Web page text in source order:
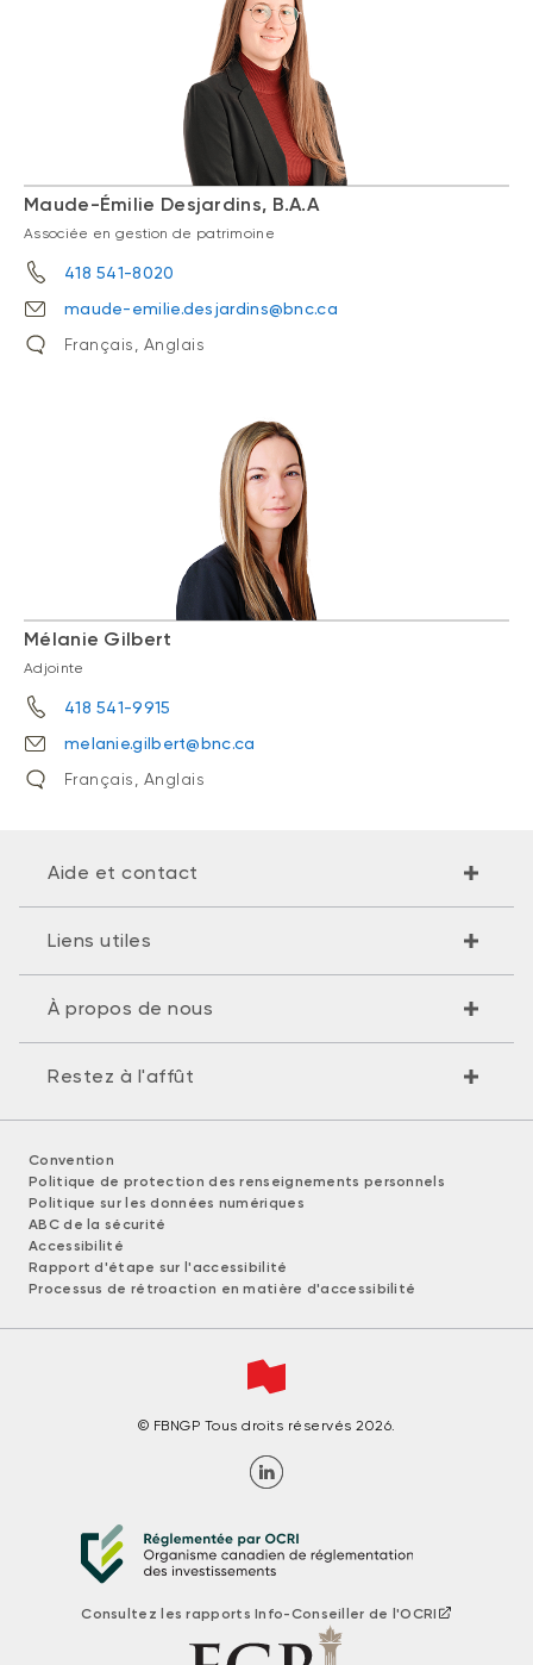
Maude-Émilie Desjardins, B.A.A
Associée en gestion de patrimoine
418 541-8020
maude-emilie.desjardins@bnc.ca
Français, Anglais
Mélanie Gilbert
Adjointe
418 541-9915
melanie.gilbert@bnc.ca
Français, Anglais
Aide et contact
Liens utiles
À propos de nous
Restez à l'affût
Convention
Politique de protection des renseignements personnels
Politique sur les données numériques
ABC de la sécurité
Accessibilité
Rapport d'étape sur l'accessibilité
Processus de rétroaction en matière d'accessibilité
© FBNGP Tous droits réservés 2026.
Consultez les rapports Info-Conseiller de l'OCRI